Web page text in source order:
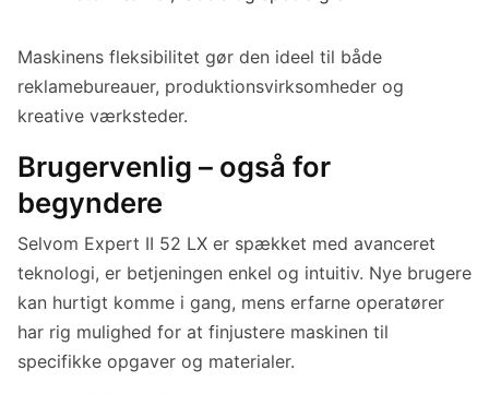
Maskinens fleksibilitet gør den ideel til både
reklamebureauer, produktionsvirksomheder og
kreative værksteder.
Brugervenlig – også for
begyndere
Selvom Expert II 52 LX er spækket med avanceret
teknologi, er betjeningen enkel og intuitiv. Nye brugere
kan hurtigt komme i gang, mens erfarne operatører
har rig mulighed for at finjustere maskinen til
specifikke opgaver og materialer.